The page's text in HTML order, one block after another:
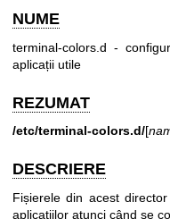
NUME
terminal-colors.d -
aplicații utile
REZUMAT
/etc/terminal-colors.d/[
DESCRIERE
Fișierele din acest
aplicațiilor atunci când se